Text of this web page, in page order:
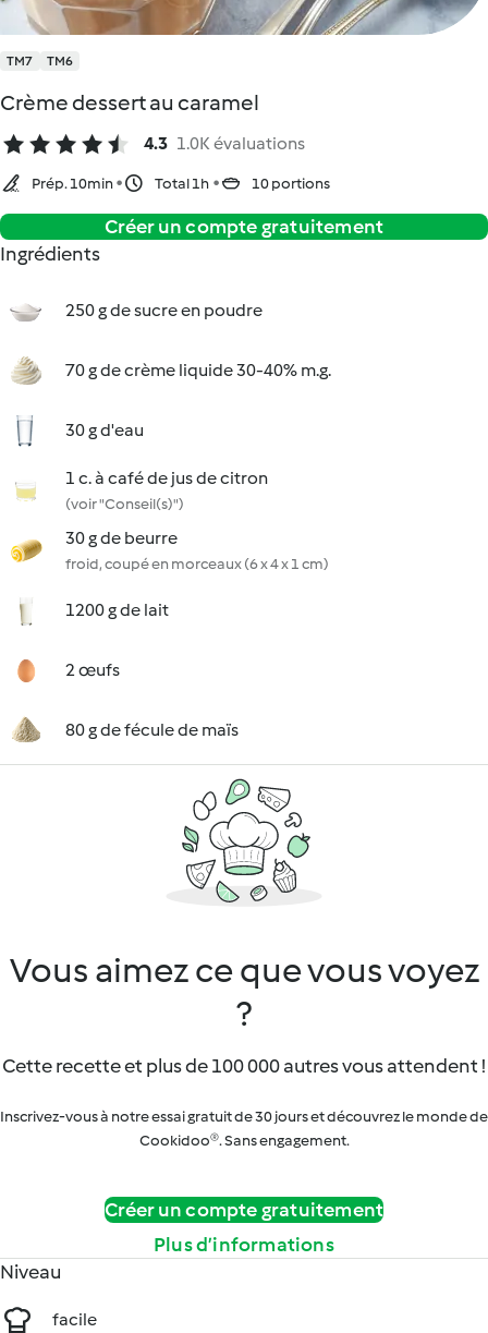
TM7 TM6
Crème dessert au caramel
4.3 1.0K évaluations
Prép. 10min Total 1h 10 portions
Créer un compte gratuitement
Ingrédients
250 g de sucre en poudre
70 g de crème liquide 30-40% m.g.
30 g d'eau
1 c. à café de jus de citron
(voir "Conseil(s)")
30 g de beurre
froid, coupé en morceaux (6 x 4 x 1 cm)
1200 g de lait
2 œufs
80 g de fécule de maïs
Vous aimez ce que vous voyez
?
Cette recette et plus de 100 000 autres vous attendent !
Inscrivez-vous à notre essai gratuit de 30 jours et découvrez le monde de
Cookidoo®. Sans engagement.
Créer un compte gratuitement
Plus d’informations
Niveau
facile